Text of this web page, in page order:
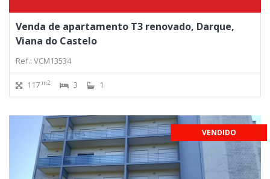
Venda de apartamento T3 renovado, Darque,
Viana do Castelo
Ref.: VCM13534
117 m2 3 1
VENDIDO